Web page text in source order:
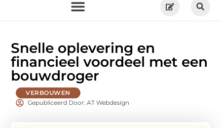
Snelle oplevering en
financieel voordeel met een
bouwdroger
VERBOUWEN
Gepubliceerd Door: AT Webdesign